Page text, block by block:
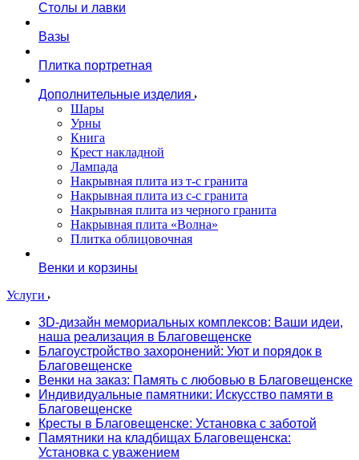
Столы и лавки
Вазы
Плитка портретная
Дополнительные изделия
Шары
Урны
Книга
Крест накладной
Лампада
Накрывная плита из т-с гранита
Накрывная плита из с-с гранита
Накрывная плита из черного гранита
Накрывная плита «Волна»
Плитка облицовочная
Венки и корзины
Услуги
3D-дизайн мемориальных комплексов: Ваши идеи,
наша реализация в Благовещенске
Благоустройство захоронений: Уют и порядок в
Благовещенске
Венки на заказ: Память с любовью в Благовещенске
Индивидуальные памятники: Искусство памяти в
Благовещенске
Кресты в Благовещенске: Установка с заботой
Памятники на кладбищах Благовещенска:
Установка с уважением